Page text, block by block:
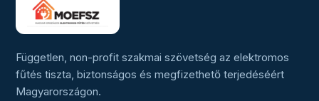
Független, non-profit szakmai szövetség az elektromos
fűtés tiszta, biztonságos és megfizethető terjedéséért
Magyarországon.